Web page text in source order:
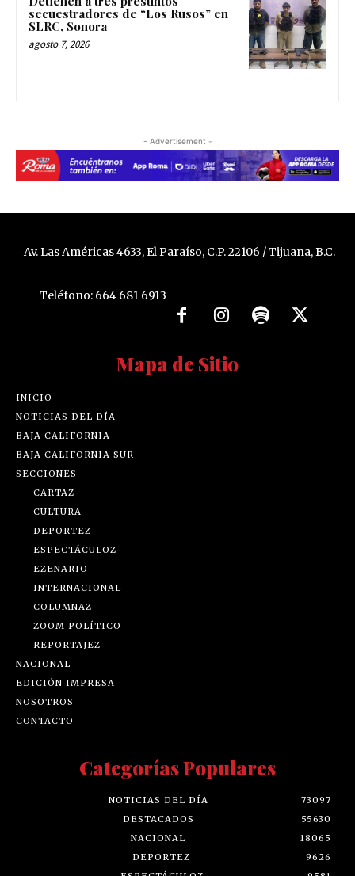
secuestradores de “Los Rusos” en
SLRC, Sonora
agosto 7, 2026
- Advertisement -
Av. Las Américas 4633, El Paraíso, C.P. 22106 / Tijuana, B.C.
Teléfono: 664 681 6913
Mapa de Sitio
INICIO
NOTICIAS DEL DÍA
BAJA CALIFORNIA
BAJA CALIFORNIA SUR
SECCIONES
CARTAZ
CULTURA
DEPORTEZ
ESPECTÁCULOZ
EZENARIO
INTERNACIONAL
COLUMNAZ
ZOOM POLÍTICO
REPORTAJEZ
NACIONAL
EDICIÓN IMPRESA
NOSOTROS
CONTACTO
Categorías Populares
NOTICIAS DEL DÍA
73097
DESTACADOS
55630
NACIONAL
18065
DEPORTEZ
9626